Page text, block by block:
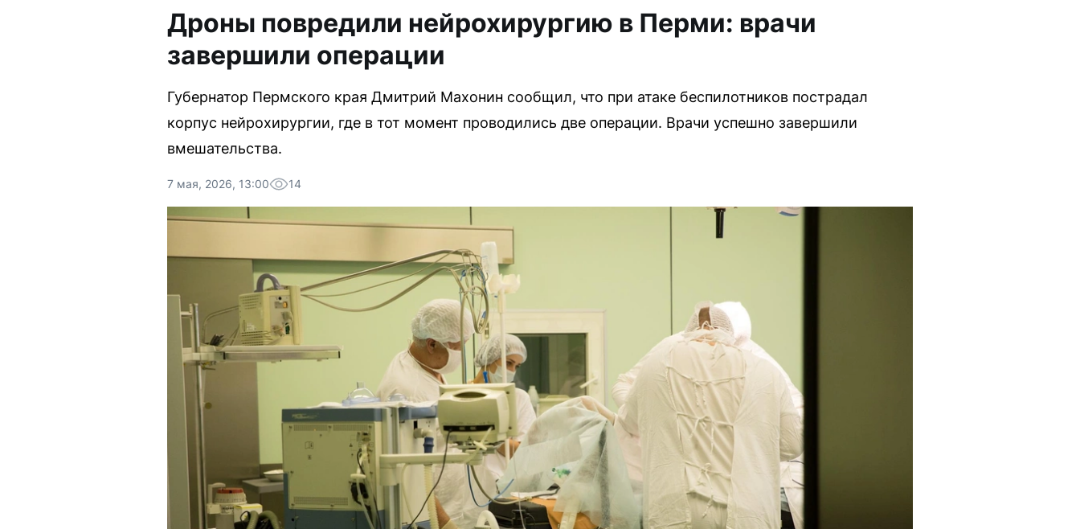
Дроны повредили нейрохирургию в Перми: врачи
завершили операции
Губернатор Пермского края Дмитрий Махонин сообщил, что при атаке беспилотников пострадал
корпус нейрохирургии, где в тот момент проводились две операции. Врачи успешно завершили
вмешательства.
7 мая, 2026, 13:00 14